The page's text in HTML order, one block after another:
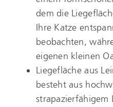
dem die
Ihre Katze
beobachten,
eigenen kleinen
Liegefläche aus
besteht aus
strapazierfähigem